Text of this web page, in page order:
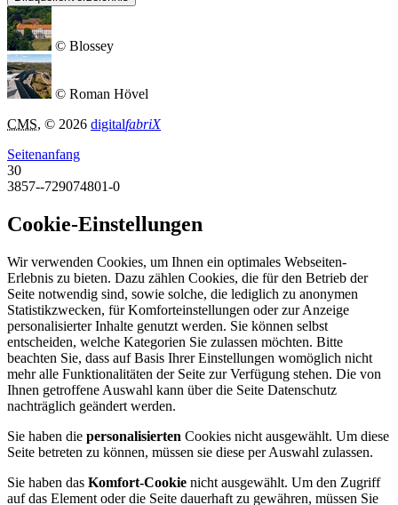
© Blossey
© Roman Hövel
CMS, © 2026 digitalfabriX
Seitenanfang
30
3857--729074801-0
Cookie-Einstellungen
Wir verwenden Cookies, um Ihnen ein optimales Webseiten-
Erlebnis zu bieten. Dazu zählen Cookies, die für den Betrieb der
Seite notwendig sind, sowie solche, die lediglich zu anonymen
Statistikzwecken, für Komforteinstellungen oder zur Anzeige
personalisierter Inhalte genutzt werden. Sie können selbst
entscheiden, welche Kategorien Sie zulassen möchten. Bitte
beachten Sie, dass auf Basis Ihrer Einstellungen womöglich nicht
mehr alle Funktionalitäten der Seite zur Verfügung stehen. Die von
Ihnen getroffene Auswahl kann über die Seite Datenschutz
nachträglich geändert werden.
Sie haben die personalisierten Cookies nicht ausgewählt. Um diese
Seite betreten zu können, müssen sie diese per Auswahl zulassen.
Sie haben das Komfort-Cookie nicht ausgewählt. Um den Zugriff
auf das Element oder die Seite dauerhaft zu gewähren, müssen Sie